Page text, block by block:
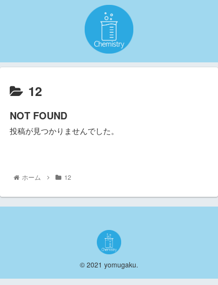
12
NOT FOUND
投稿が見つかりませんでした。
ホーム 12
© 2021 yomugaku.